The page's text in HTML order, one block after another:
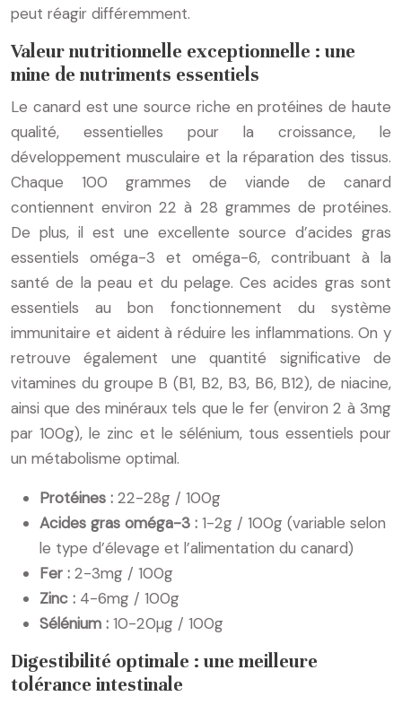
peut réagir différemment.
Valeur nutritionnelle exceptionnelle : une
mine de nutriments essentiels
Le canard est une source riche en protéines de haute
qualité, essentielles pour la croissance, le
développement musculaire et la réparation des tissus.
Chaque 100 grammes de viande de canard
contiennent environ 22 à 28 grammes de protéines.
De plus, il est une excellente source d’acides gras
essentiels oméga-3 et oméga-6, contribuant à la
santé de la peau et du pelage. Ces acides gras sont
essentiels au bon fonctionnement du système
immunitaire et aident à réduire les inflammations. On y
retrouve également une quantité significative de
vitamines du groupe B (B1, B2, B3, B6, B12), de niacine,
ainsi que des minéraux tels que le fer (environ 2 à 3mg
par 100g), le zinc et le sélénium, tous essentiels pour
un métabolisme optimal.
Protéines : 22-28g / 100g
Acides gras oméga-3 : 1-2g / 100g (variable selon
le type d’élevage et l’alimentation du canard)
Fer : 2-3mg / 100g
Zinc : 4-6mg / 100g
Sélénium : 10-20µg / 100g
Digestibilité optimale : une meilleure
tolérance intestinale